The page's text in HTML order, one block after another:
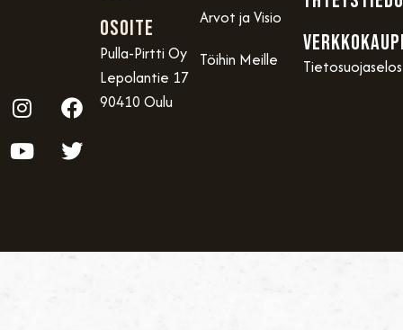
OSOITE
Pulla-Pirtti Oy
Lepolantie 17
90410 Oulu
Arvot ja Visio
Töihin Meille